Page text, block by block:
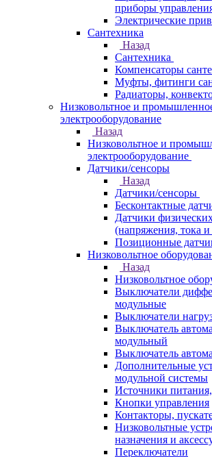
приборы
Электрические
Сантехника
Назад
Сантехника
Компенсаторы
Муфты, фитинги
Радиаторы,
Низковольтное и
электрооборудование
Назад
Низковольтное и
электрооборудование
Датчики/сенсоры
Назад
Датчики/сенсоры
Бесконтактные
Датчики
(напряжения, тока и
Позиционные
Низковольтное
Назад
Низковольтное
Выключатели
модульные
Выключатели
Выключатель
модульный
Выключатель
Дополнительные
модульной системы
Источники
Кнопки управления
Контакторы,
Низковольтные
назначения и
Переключатели